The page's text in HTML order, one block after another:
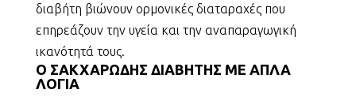
διαβήτη βιώνουν ορμονικές διαταραχές που
επηρεάζουν την υγεία και την αναπαραγωγική
ικανότητά τους.
Ο ΣΑΚΧΑΡΩΔΗΣ ΔΙΑΒΗΤΗΣ ΜΕ ΑΠΛΑ
ΛΟΓΙΑ